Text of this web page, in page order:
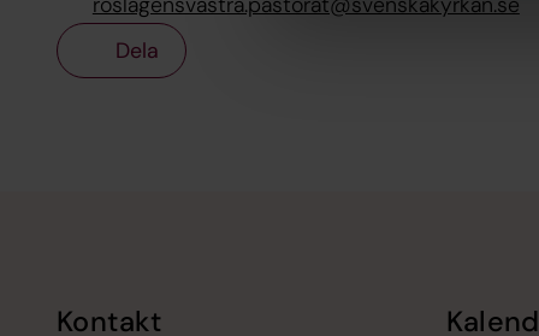
Dela
Kontakt